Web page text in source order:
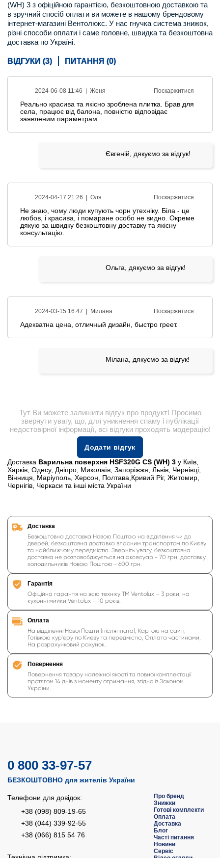
(WH) 3 з офіційною гарантією, безкоштовною доставкою та
в зручний спосіб оплати ви можете в нашому брендовому
інтернет-магазині Вентолюкс. У нас гнучка система знижок,
різні способи оплати і саме головне, швидка та безкоштовна
доставка по Україні.
ВІДГУКИ (3) ПИТАННЯ (0)
2024-06-08 11:46 | Женя Поскаржитися
Реально красива та якісно зроблена плитка. Брав для
села, працює від балона, повністю відповідає
заявленим параметрам.
Євгеній, дякуємо за відгук!
2024-04-17 21:26 | Оля Поскаржитися
Не знаю, чому люди купують чорн утехніку. Біла - це
любов, і красива, і помаране особо не видно. Окреме
дякую за швидку безкоштовну доставку та якісну
консультацію.
Ольга, дякуємо за відгук!
2024-03-15 16:47 | Милана Поскаржитися
Адекватна цена, отличный дизайн, быстро греет.
Мілана, дякуємо за відгук!
Тут Ви можете залишити відгук про продукт! Просимо
звернути увагу, що, для уникнення спаму і публікації
недостовірної інформації, всі відгуки проходять модерацію!
Додати відгук
Доставка Варильна поверхня HSF320G CS (WH) 3 у Київ,
Харків, Одесу, Дніпро, Миколаїв, Запоріжжя, Львів, Чернівці,
Вінниця, Маріуполь, Херсон, Полтава,Кривий Ріг, Житомир,
Чернігів, Черкаси та інші міста України
Доставка
Безкоштовна доставка Новою Поштою на відділення чи до
дверей, безкоштовна доставка власним транспортом по Києву
та найближчому передмістю. Зверніть увагу, безкоштовна
доставка не розповсбджується на аксесуар - 70 грн, доставку
холодильників Новою Поштою - 600 грн.
Гарантія
Офіційна гарантія на всю техніку ТМ Ventolux – 3 роки, на
кухонні мийки Ventolux – 10 років.
Оплата
На відділенні Нової Пошти (післяплата), Картою на сайті,
Готівкою кур'єру по Києву та передмістю, Оплата частинами,
На розрахунковий рахунок.
Повернення
Повернення товару належної якості та повної комплектації
протягом 14 днів з моменту отримання, згідно із Законом
України.
0 800 33-97-57
БЕЗКОШТОВНО для жителів України
Телефони для довідок:
+38 (098) 809-19-65
+38 (044) 339-92-55
+38 (066) 815 54 76
Про бренд
Знижки
Готові комплекти
Оплата
Доставка
Блог
Часті питання
Новини
Сервіс